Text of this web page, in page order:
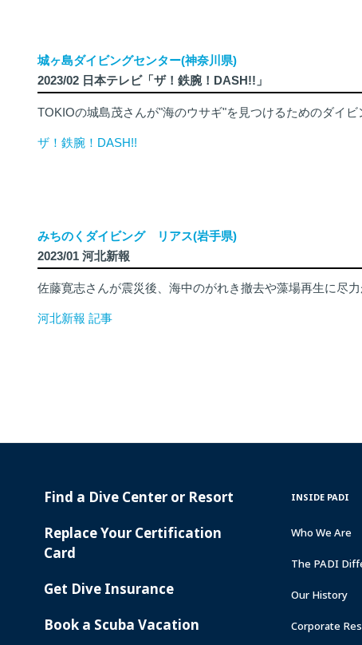
城ヶ島ダイビングセンター(神奈川県)
2023/02 日本テレビ「ザ！鉄腕！DASH!!」
TOKIOの城島茂さんが"海のウサギ"を見つけるためのダイビ
ザ！鉄腕！DASH!!
みちのくダイビング リアス(岩手県)
2023/01 河北新報
佐藤寛志さんが震災後、海中のがれき撤去や藻場再生に尽
河北新報 記事
PADI
Find a Dive Center or Resort
Replace Your Certification
Card
Get Dive Insurance
Book a Scuba Vacation
INSIDE
INSIDE PADI
Who We Are
The PADI
Our History
Corporate